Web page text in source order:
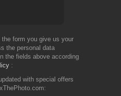
the form you give us your
the personal data
the fields above according
with special offers